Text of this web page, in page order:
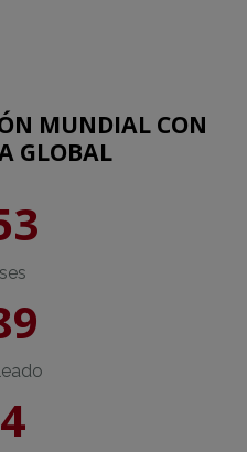
MUNDIAL CON
GLOBAL